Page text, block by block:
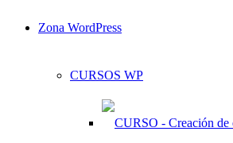
Zona WordPress
CURSOS WP